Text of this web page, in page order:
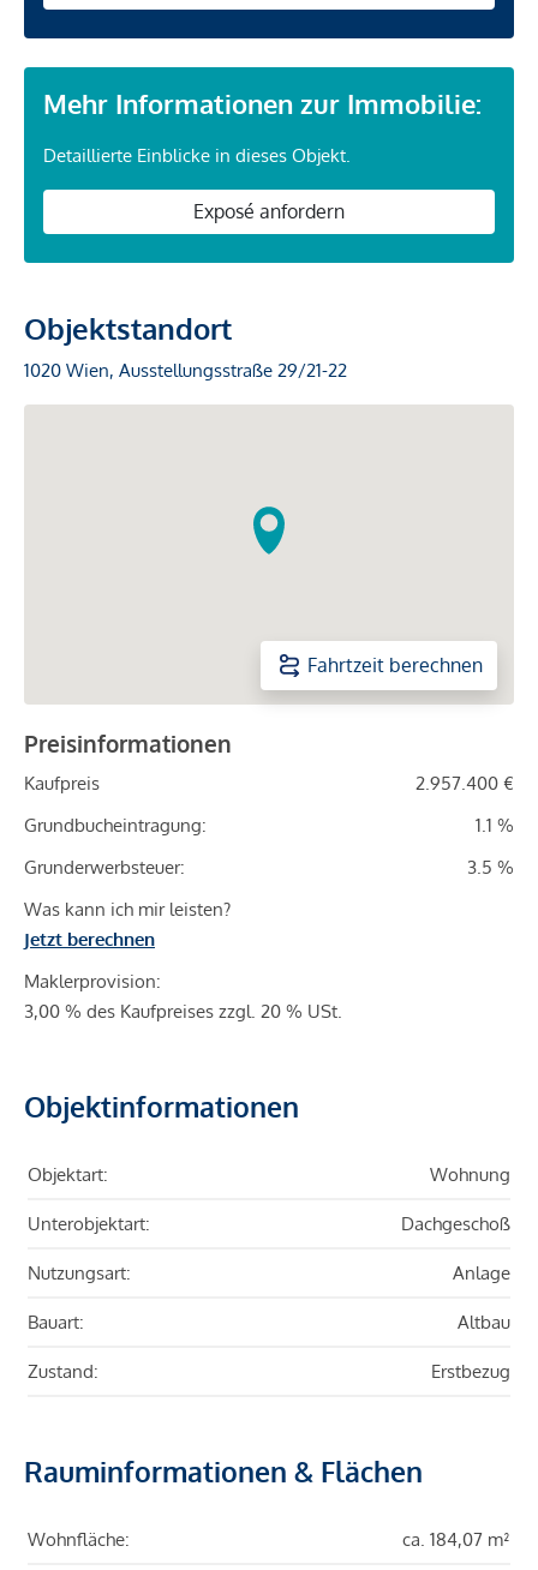
Mehr Informationen zur Immobilie:
Detaillierte Einblicke in dieses Objekt.
Exposé anfordern
Objektstandort
1020 Wien, Ausstellungsstraße 29/21-22
Fahrtzeit berechnen
Preisinformationen
Kaufpreis
2.957.400 €
Grundbucheintragung:
1.1 %
Grunderwerbsteuer:
3.5 %
Was kann ich mir leisten?
Jetzt berechnen
Maklerprovision:
3,00 % des Kaufpreises zzgl. 20 % USt.
Objektinformationen
Objektart: Wohnung
Unterobjektart: Dachgeschoß
Nutzungsart: Anlage
Bauart: Altbau
Zustand: Erstbezug
Rauminformationen & Flächen
Wohnfläche: ca. 184,07 m²